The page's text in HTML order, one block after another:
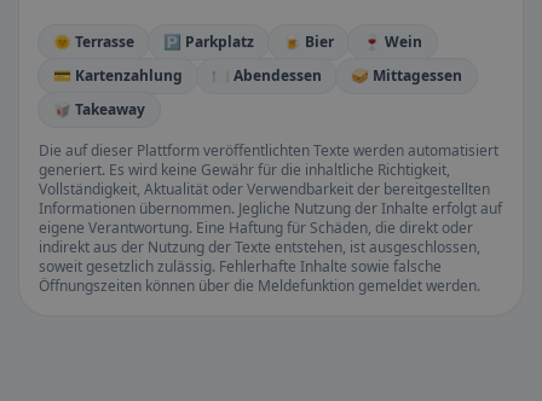
🌞 Terrasse 🅿️ Parkplatz 🍺 Bier
🍷 Wein
💳 Kartenzahlung
🍽️ Abendessen
🥪 Mittagessen
🥡 Takeaway
Die auf dieser Plattform veröffentlichten Texte werden automatisiert
generiert. Es wird keine Gewähr für die inhaltliche Richtigkeit,
Vollständigkeit, Aktualität oder Verwendbarkeit der bereitgestellten
Informationen übernommen. Jegliche Nutzung der Inhalte erfolgt auf
eigene Verantwortung. Eine Haftung für Schäden, die direkt oder
indirekt aus der Nutzung der Texte entstehen, ist ausgeschlossen,
soweit gesetzlich zulässig. Fehlerhafte Inhalte sowie falsche
Öffnungszeiten können über die Meldefunktion gemeldet werden.